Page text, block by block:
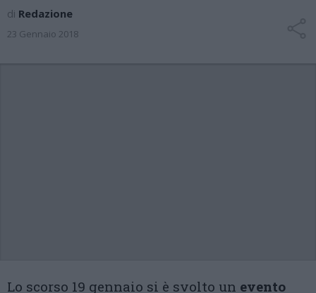
di Redazione
23 Gennaio 2018
Lo scorso 19 gennaio si è svolto un evento